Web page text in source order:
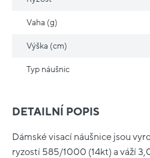
DETAILNÍ POPIS
Dámské visací náušnice jsou
ryzostí 585/1000 (14kt) a váží
Vaha (g)
Výška (cm)
Typ náušnic